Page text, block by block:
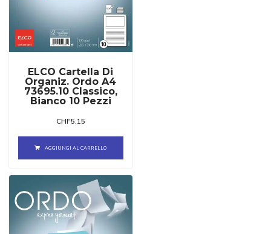
ELCO Cartella Di
Organiz. Ordo A4
73695.10 Classico,
Bianco 10 Pezzi
CHF5.15
AGGIUNGI AL CARRELLO